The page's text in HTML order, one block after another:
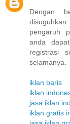
Dengan
pengaruh
anda
registrasi
selamanya.
iklan baris
iklan
jasa iklan
iklan gratis